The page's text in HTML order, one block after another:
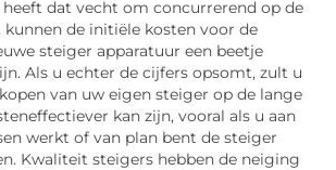
heeft dat vecht om concurrerend op de
de initiële kosten voor de
steiger apparatuur een beetje
Als u echter de cijfers opsomt, zult u
van uw eigen steiger op de lange
kan zijn, vooral als u aan
werkt of van plan bent de steiger
Kwaliteit steigers hebben de neiging